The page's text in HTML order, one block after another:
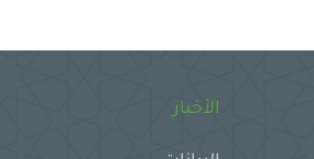
الأخبار